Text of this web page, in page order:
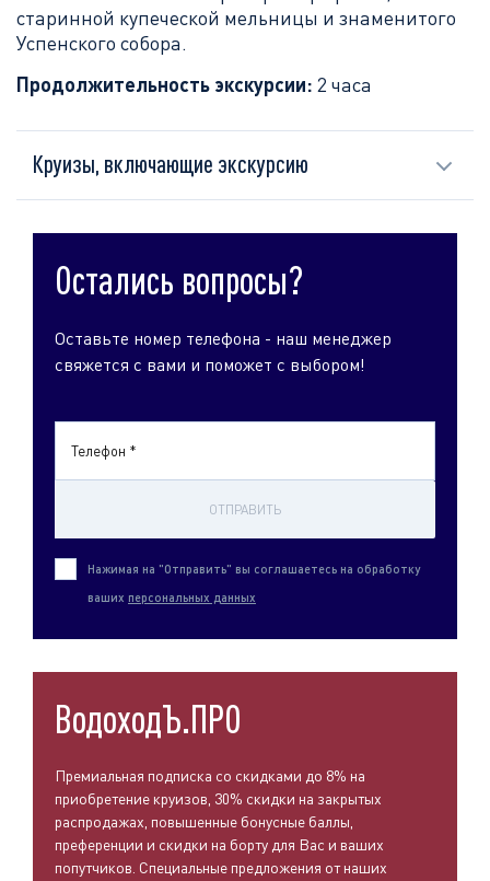
старинной купеческой мельницы и знаменитого
Успенского собора.
Продолжительность экскурсии: 2 часа
Круизы, включающие экскурсию
Остались вопросы?
Оставьте номер телефона - наш менеджер
свяжется с вами и поможет с выбором!
Телефон *
ОТПРАВИТЬ
Нажимая на "Отправить" вы соглашаетесь на обработку
ваших персональных данных
ВодоходЪ.ПРО
Премиальная подписка со скидками до 8% на
приобретение круизов, 30% скидки на закрытых
распродажах, повышенные бонусные баллы,
преференции и скидки на борту для Вас и ваших
попутчиков. Специальные предложения от наших